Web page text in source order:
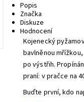
Popis
Značka
Diskuze
Hodnocení
Kojenecký
bavlněnou
po výstřih.
praní: v pračce na
Buďte první, kdo